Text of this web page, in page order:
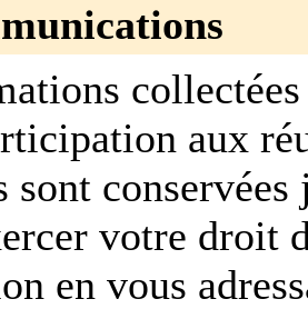
aux
conservées
votre droit
en vous